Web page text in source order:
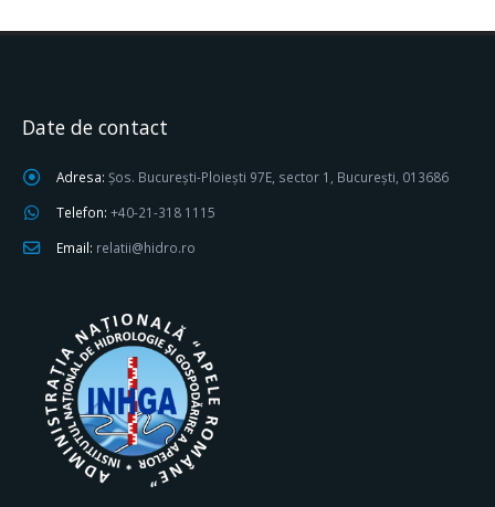
Date de contact
Adresa: Șos. București-Ploiești 97E, sector 1, București, 013686
Telefon: +40-21-318 1115
Email: relatii@hidro.ro